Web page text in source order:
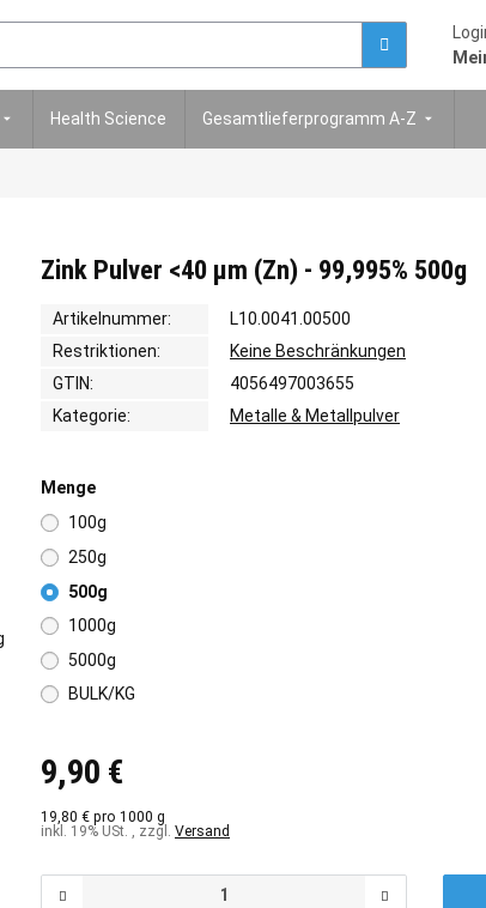
Health Science Gesamtlieferprogramm A-Z
Zink Pulver <40 µm (Zn) - 99,995% 500g
Artikelnummer:
L10.0041.00500
Restriktionen:
Keine Beschränkungen
GTIN:
4056497003655
Kategorie:
Metalle & Metallpulver
Menge
100g
250g
500g
1000g
5000g
BULK/KG
9,90 €
19,80 € pro 1000 g
inkl. 19% USt. , zzgl. Versand